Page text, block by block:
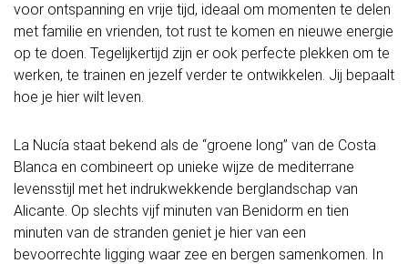
voor ontspanning en vrije tijd, ideaal om momenten te delen
met familie en vrienden, tot rust te komen en nieuwe energie
op te doen. Tegelijkertijd zijn er ook perfecte plekken om te
werken, te trainen en jezelf verder te ontwikkelen. Jij bepaalt
hoe je hier wilt leven.
La Nucía staat bekend als de “groene long” van de Costa
Blanca en combineert op unieke wijze de mediterrane
levensstijl met het indrukwekkende berglandschap van
Alicante. Op slechts vijf minuten van Benidorm en tien
minuten van de stranden geniet je hier van een
bevoorrechte ligging waar zee en bergen samenkomen. In